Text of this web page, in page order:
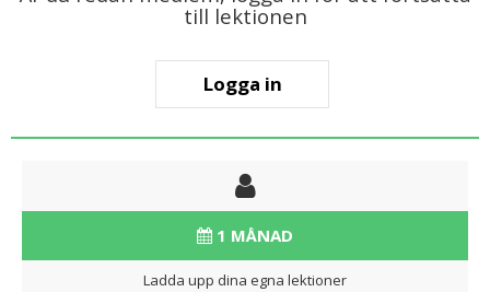
till lektionen
Logga in
1 MÅNAD
Ladda upp dina egna lektioner